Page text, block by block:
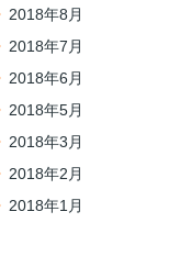
2018年8月
2018年7月
2018年6月
2018年5月
2018年3月
2018年2月
2018年1月